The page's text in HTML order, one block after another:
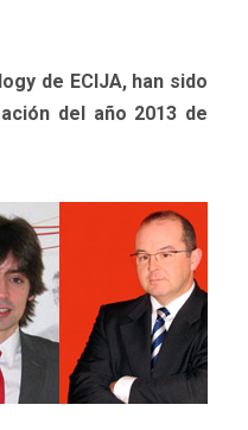
de ECIJA, han sido
del año 2013 de